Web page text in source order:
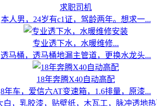
求职司机
本人男，24岁有c1证，驾龄两年。想求一...
专业透下水，水暖维修...
透马桶，透马桶地漏主管道，更换水龙头...
18年奔腾X40自动高配
8年车，爱信六AT变速箱，1.6排量，原漆...